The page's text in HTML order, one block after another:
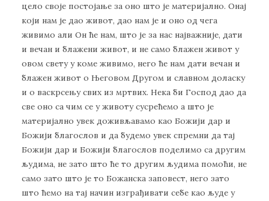
цело своје постојање за оно што је материјално. Онај
који нам је дао живот, дао нам је и оно од чега
живимо али Он ће нам, што је за нас најважније, дати
и вечан и блажени живот, и не само блажен живот у
овом свету у коме живимо, него ће нам дати вечан и
блажен живот о Његовом Другом и славном доласку
и о васкрсењу свих из мртвих. Нека би Господ дао да
све оно са чим се у животу сусрећемо а што је
материјално увек доживљавамо као Божији дар и
Божији благослов и да будемо увек спремни да тај
Божији дар и Божији благослов поделимо са другим
људима, не зато што ће то другим људима помоћи, не
само зато што је то Божанска заповест, него зато
што ћемо на тај начин изграђивати себе као људе у